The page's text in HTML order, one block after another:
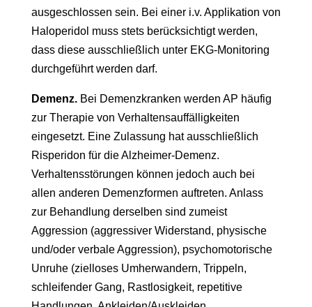
ausgeschlossen sein. Bei einer i.v. Applikation von
Haloperidol muss stets berücksichtigt werden,
dass diese ausschließlich unter EKG-Monitoring
durchgeführt werden darf.
Demenz.Bei Demenzkranken werden AP häufig
zur Therapie von Verhaltensauffälligkeiten
eingesetzt. Eine Zulassung hat ausschließlich
Risperidon für die Alzheimer-Demenz.
Verhaltensstörungen können jedoch auch bei
allen anderen Demenzformen auftreten. Anlass
zur Behandlung derselben sind zumeist
Aggression (aggressiver Widerstand, physische
und/oder verbale Aggression), psychomotorische
Unruhe (zielloses Umherwandern, Trippeln,
schleifender Gang, Rastlosigkeit, repetitive